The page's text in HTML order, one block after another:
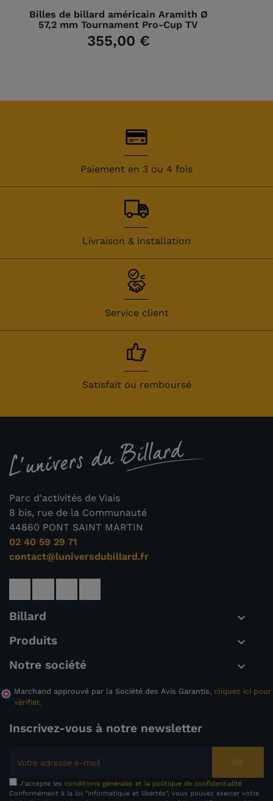
Billes de billard américain Aramith Ø
57,2 mm Tournament Pro-Cup TV
355,00 €
Paiement en 3 ou 4 fois
Livraison & installation
Service client
Satisfait ou remboursé
Parc d'activités de Viais
8 bis, rue de la Communauté
44860 PONT SAINT MARTIN
02 40 59 29 71
contact@luniversdubillard.fr
Billard 
Produits 
Notre société 
Marchand approuvé par la Société des Avis Garantis, cliquez ici pour
vérifier.
Inscrivez-vous à notre newsletter
OK
J'accepte les conditions générales et la politique de confidentialité
Conformément à la loi "informatique et libertés", vous pouvez exercer votre